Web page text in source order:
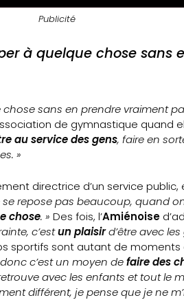
Publicité
à quelque chose sans
sans en prendre vraiment
de gymnastique quand
au service des gens, faire en
»
directrice d’un service
repose pas beaucoup, quand
chose. » Des fois, l’Amiénoise
c’estun plaisird’être avec
sportifs sont autant de
c’est un moyen defaire des
avec les enfants et tout le
différent, je pense que je ne